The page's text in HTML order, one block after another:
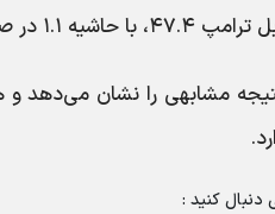
دنبال کنید :